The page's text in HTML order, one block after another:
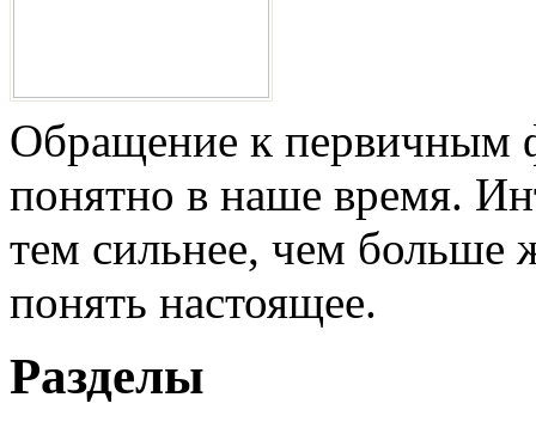
Обращение к первичным
понятно в наше время.
тем сильнее, чем больше
понять настоящее.
Разделы